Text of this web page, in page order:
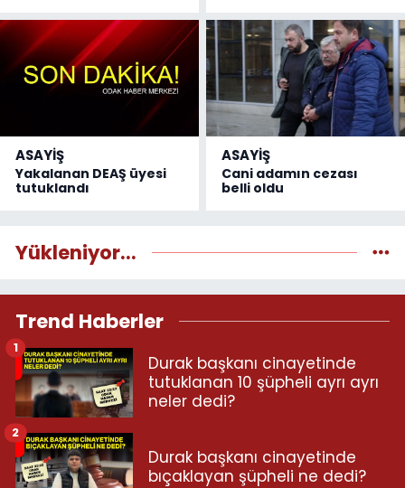
ASAYİŞ
Yakalanan DEAŞ üyesi
tutuklandı
ASAYİŞ
Cani adamın cezası
belli oldu
Yükleniyor...
Trend Haberler
Durak başkanı cinayetinde
tutuklanan 10 şüpheli ayrı ayrı
neler dedi?
1
Durak başkanı cinayetinde
bıçaklayan şüpheli ne dedi?
2